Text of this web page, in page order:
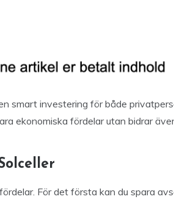
smart investering för både
ekonomiska fördelar utan bidrar
För det första kan du spara